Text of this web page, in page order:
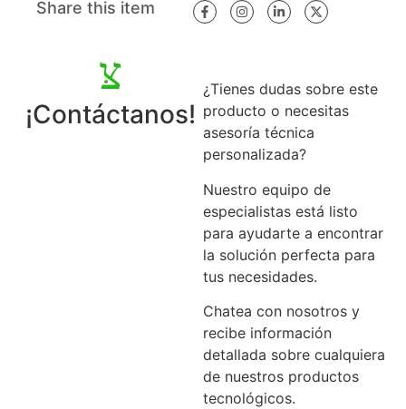
¡Contáctanos!
¿Tienes dudas sobre este
producto o necesitas
asesoría técnica
personalizada?
Nuestro equipo de
especialistas está listo
para ayudarte a encontrar
la solución perfecta para
tus necesidades.
Chatea con nosotros y
recibe información
detallada sobre cualquiera
de nuestros productos
tecnológicos.
Share this item